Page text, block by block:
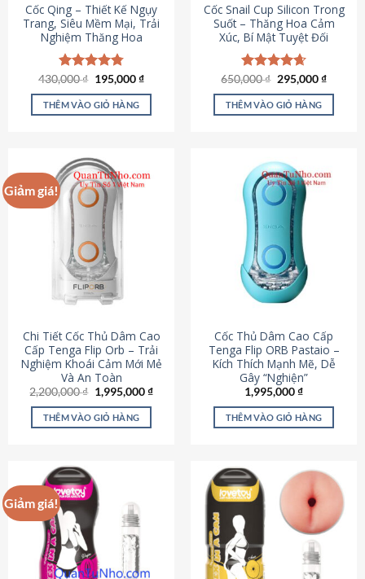
Cốc Qing – Thiết Kế Ngụy
Trang, Siêu Mềm Mại, Trải
Nghiệm Thăng Hoa
Được xếp
hạng4.78
5 sao
430,000₫ Giá
là:
430,000 ₫.
195,000₫Giá
tại
THÊM VÀO GIỎ HÀNG
Cốc Snail Cup Silicon Trong
Suốt – Thăng Hoa Cảm
Xúc, Bí Mật Tuyệt Đối
Được xếp
hạng4.69
5 sao
650,000₫ Giá
là:
650,000 ₫.
295,000₫Giá
tại
THÊM VÀO GIỎ HÀNG
Giảm giá!
Chi Tiết Cốc Thủ Dâm Cao
Cấp Tenga Flip Orb – Trải
Nghiệm Khoái Cảm Mới Mẻ
Và An Toàn
2,200,000₫ Giá
gốc
là:
2,200,000 ₫.
1,995,000₫Giá
THÊM VÀO GIỎ HÀNG
Cốc Thủ Dâm Cao Cấp
Tenga Flip ORB Pastaio –
Kích Thích Mạnh Mẽ, Dễ
Gây “Nghiện”
1,995,000₫
THÊM VÀO GIỎ HÀNG
Giảm giá!